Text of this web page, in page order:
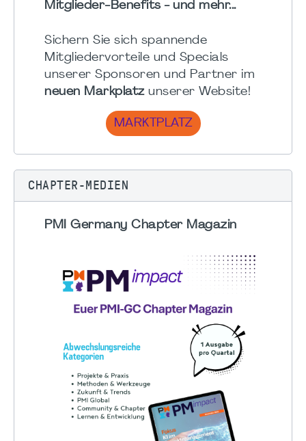
Mitglieder-Benefits - und mehr...
Sichern Sie sich spannende
Mitgliedervorteile und Specials
unserer Sponsoren und Partner im
neuen Markplatzunserer Website!
MARKTPLATZ
CHAPTER-MEDIEN
PMI Germany Chapter Magazin